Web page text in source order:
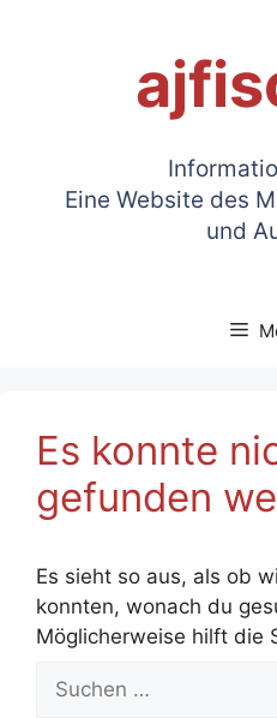
Eine Website des
und
Es konnte
gefunden
Es sieht so aus, als ob
konnten, wonach du
Möglicherweise hilft die
Suche
nach: